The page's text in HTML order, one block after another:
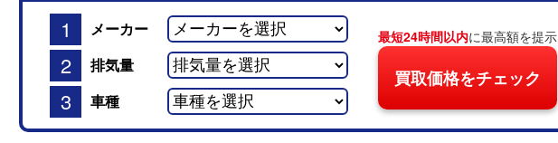
1 メーカー
2 排気量
3 車種
最短24時間以内に最高額を提示
買取価格をチェック